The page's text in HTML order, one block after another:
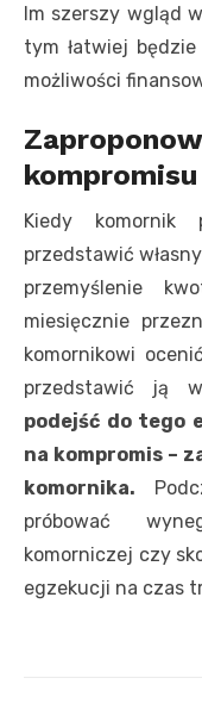
Im szerszy wgląd
tym łatwiej
możliwości
kompromisu
Kiedy komornik
przedstawić
przemyślenie
miesięcznie
komornikowi
przedstawić ją
podejść do tego
na kompromis –
komornika.
próbować
komorniczej czy
egzekucji na czas